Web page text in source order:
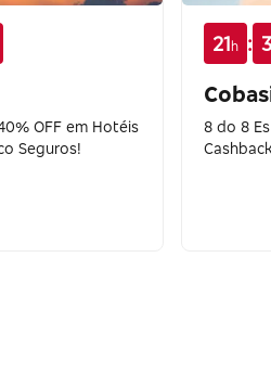
OFF em Hotéis
Seguros!
21h :
8 do 8